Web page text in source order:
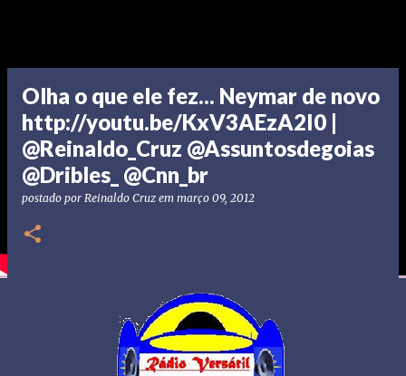
Olha o que ele fez... Neymar de novo
http://youtu.be/KxV3AEzA2I0 |
@Reinaldo_Cruz @Assuntosdegoias
@Dribles_ @Cnn_br
postado por Reinaldo Cruz em março 09, 2012